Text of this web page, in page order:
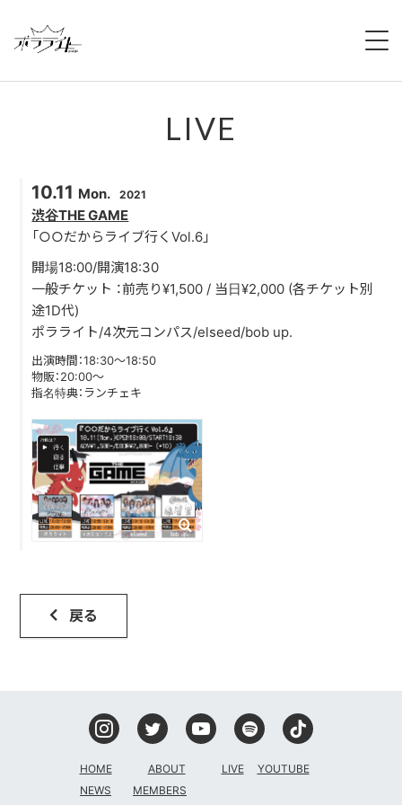
NEWS
DISCOGRAPHY
CONTACT
FANLETTER
LIVE
10.11 Mon. 2021
渋谷THE GAME
「○○だからライブ行くVol.6」
開場18:00/開演18:30
一般チケット ：前売り¥1,500 / 当日¥2,000 (各チケット別
途1D代)
ポラライト/4次元コンパス/elseed/bob up.
出演時間：18:30〜18:50
物販：20:00〜
指名特典：ランチェキ
戻る
HOME
NEWS
ABOUT
MEMBERS
LIVE YOUTUBE